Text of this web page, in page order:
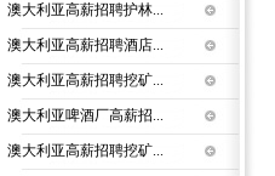
澳大利亚高薪招聘护林...
澳大利亚高薪招聘酒店...
澳大利亚高薪招聘挖矿...
澳大利亚啤酒厂高薪招...
澳大利亚高薪招聘挖矿...